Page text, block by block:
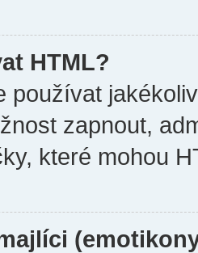
HTML?
používat
zapnout,
které mohou